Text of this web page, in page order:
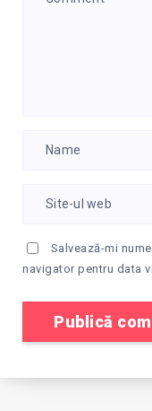
Salvează-mi
navigator pentru data